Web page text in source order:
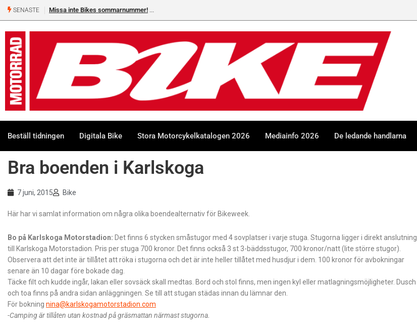
SENASTE Missa inte Bikes sommarnummer!
Beställ tidningen Digitala Bike Stora Motorcykelkatalogen 2026 Mediainfo 2026 De ledande handlarna
Bra boenden i Karlskoga
7 juni, 2015 Bike
Här har vi samlat information om några olika boendealternativ för Bikeweek.
Bo på Karlskoga Motorstadion: Det finns 6 stycken småstugor med 4 sovplatser i varje stuga. Stugorna ligger i direkt anslutning
till Karlskoga Motorstadion. Pris per stuga 700 kronor. Det finns också 3 st 3-bäddsstugor, 700 kronor/natt (lite större stugor).
Observera att det inte är tillåtet att röka i stugorna och det är inte heller tillåtet med husdjur i dem. 100 kronor för avbokningar
senare än 10 dagar före bokade dag.
Täcke filt och kudde ingår, lakan eller sovsäck skall medtas. Bord och stol finns, men ingen kyl eller matlagningsmöjligheter. Dusch
och toa finns på andra sidan anläggningen. Se till att stugan städas innan du lämnar den.
För bokning nina@karlskogamotorstadion.com
-Camping är tillåten utan kostnad på gräsmattan närmast stugorna.